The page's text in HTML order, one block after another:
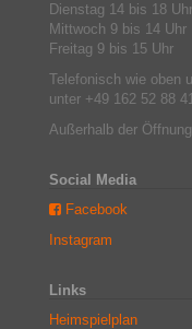
Dienstag 14 bis 18 Uhr
Mittwoch 9 bis 14 Uhr
Freitag 9 bis 15 Uhr
Telefonisch wie oben
unter +49 162 52 88
Außerhalb der
Social Media
Facebook
Instagram
Links
Heimspielplan